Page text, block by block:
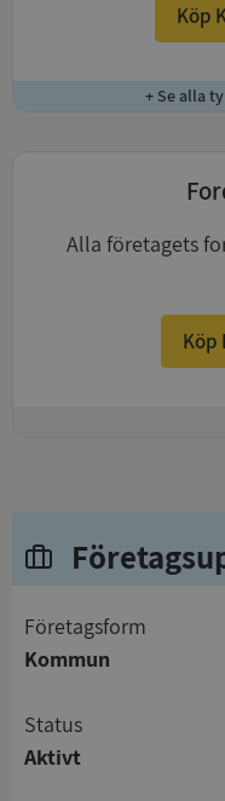
Köp
+ Se alla
Alla företagets
Köp
företagsform
Kommun
status
Aktivt